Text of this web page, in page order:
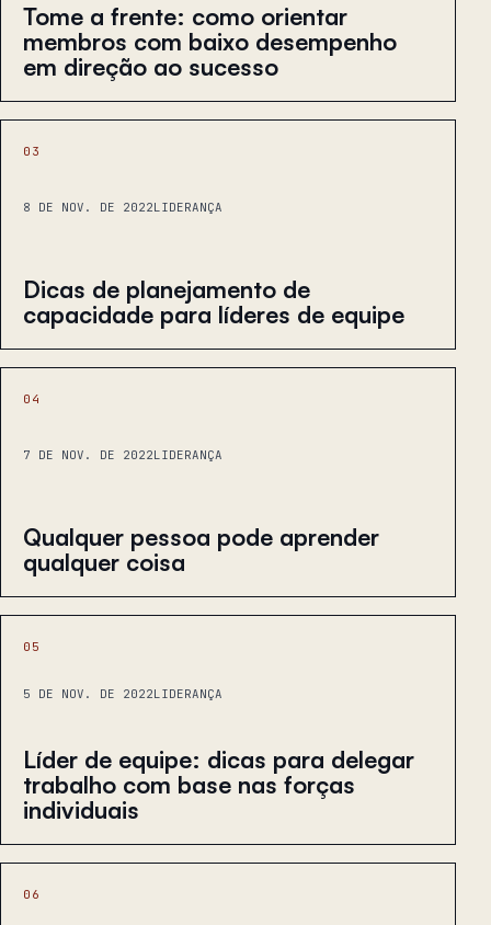
Tome a frente: como orientar
membros com baixo desempenho
em direção ao sucesso
03
8 DE NOV. DE 2022LIDERANÇA
Dicas de planejamento de
capacidade para líderes de equipe
04
7 DE NOV. DE 2022LIDERANÇA
Qualquer pessoa pode aprender
qualquer coisa
05
5 DE NOV. DE 2022LIDERANÇA
Líder de equipe: dicas para delegar
trabalho com base nas forças
individuais
06